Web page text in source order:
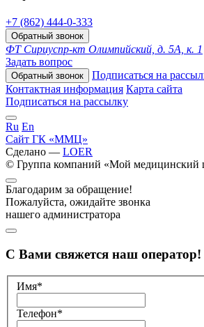
+7 (862) 444-0-333
Обратный звонок
ФТ Сириуспр-кт Олимпийский, д. 5А, к. 1
Задать вопрос
Обратный звонок
Подписаться на
Контактная информация Карта сайта
Подписаться на рассылку
Ru En
Сайт ГК «ММЦ»
Сделано — LOER
© Группа компаний «Мой медицинский
Благодарим за обращение!
Пожалуйста, ожидайте звонка
нашего администратора
С Вами свяжется наш оператор!
Имя*
Телефон*